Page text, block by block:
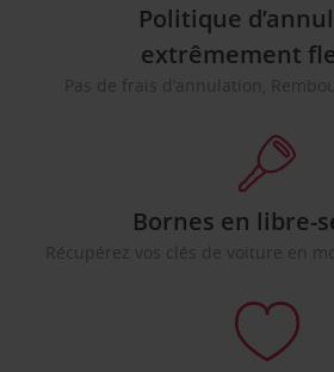
Politique
extrêmement
Pas de frais d’annulation,
Bornes en libre-
Récupérez vos clés de voiture en